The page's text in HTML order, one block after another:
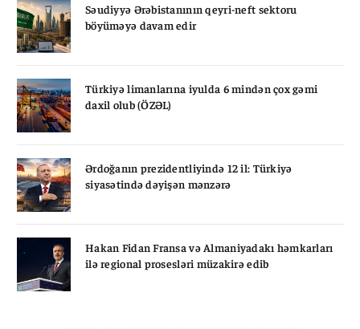
Səudiyyə Ərəbistanının qeyri-neft sektoru
böyüməyə davam edir
Türkiyə limanlarına iyulda 6 mindən çox gəmi
daxil olub (ÖZƏL)
Ərdoğanın prezidentliyində 12 il: Türkiyə
siyasətində dəyişən mənzərə
Hakan Fidan Fransa və Almaniyadakı həmkarları
ilə regional prosesləri müzakirə edib